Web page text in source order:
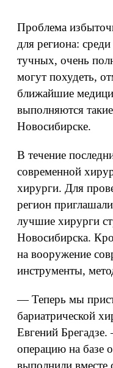
Проблема
для региона:
тучных, очень
могут похудеть,
ближайшие
выполняются
Новосибирске.
В течение
современной
хирурги. Для
регион
лучшие хирурги
Новосибирска.
на вооружение
инструменты,
— Теперь мы
бариатрической
Евгений
операцию на базе
выполнили вместе